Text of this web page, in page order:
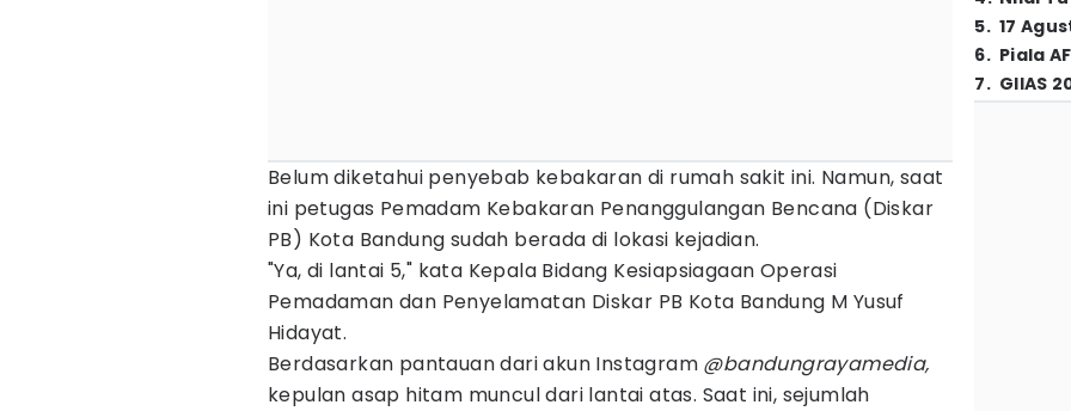
Belum diketahui penyebab kebakaran di rumah sakit ini. Namun, saat
ini petugas Pemadam Kebakaran Penanggulangan Bencana (Diskar
PB) Kota Bandung sudah berada di lokasi kejadian.
"Ya, di lantai 5," kata Kepala Bidang Kesiapsiagaan Operasi
Pemadaman dan Penyelamatan Diskar PB Kota Bandung M Yusuf
Hidayat.
Berdasarkan pantauan dari akun Instagram @bandungrayamedia,
kepulan asap hitam muncul dari lantai atas. Saat ini, sejumlah
5. 17
6. Piala
7. GIIAS